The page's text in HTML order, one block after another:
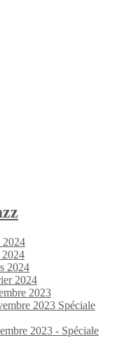
2024
2024
2024
2024
2023
2023 Spéciale
2023 - Spéciale